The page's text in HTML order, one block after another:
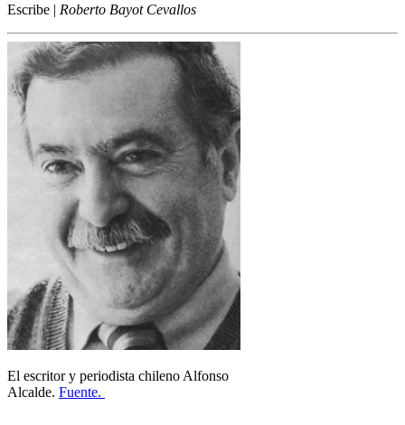
Escribe | Roberto Bayot Cevallos
El escritor y periodista chileno Alfonso
Alcalde. Fuente.